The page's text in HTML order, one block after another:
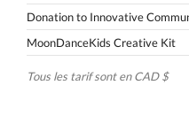
Donation to Innovative
MoonDanceKids Creative Kit
Tous les tarif sont en CAD $